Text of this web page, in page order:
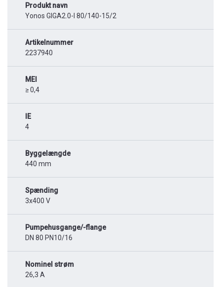
Produkt navn
Yonos GIGA2.0-I 80/140-15/2
Artikelnummer
2237940
MEI
≥ 0,4
IE
4
Byggelængde
440 mm
Spænding
3x400 V
Pumpehusgange/-flange
DN 80 PN10/16
Nominel strøm
26,3 A